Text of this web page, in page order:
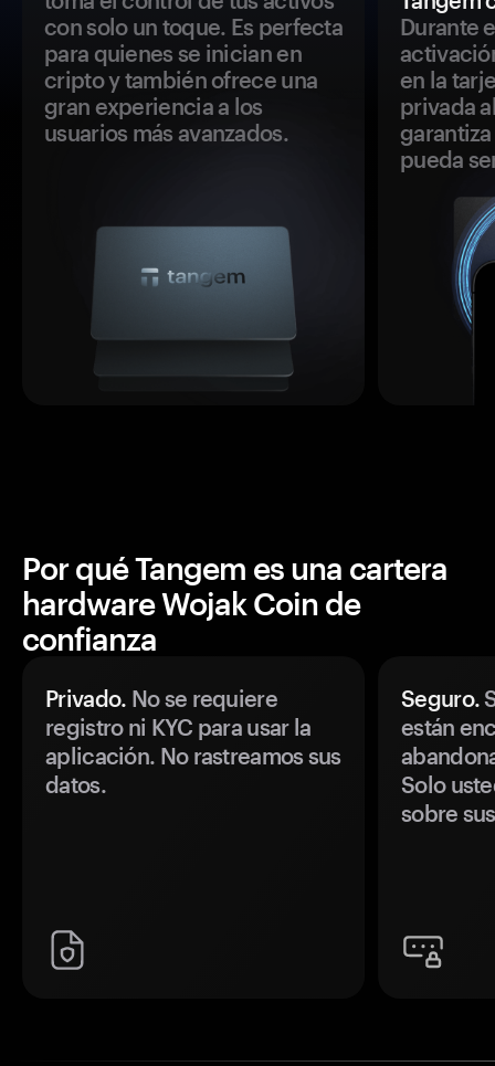
con solo un toque. Es perfecta
para quienes se inician en
cripto y también ofrece una
gran experiencia a los
usuarios más avanzados.
Durante
en la
privada
pueda
Por qué Tangem es una cartera
hardware Wojak Coin de
confianza
Privado. No se requiere
registro ni KYC para usar la
aplicación. No rastreamos sus
datos.
Seguro.
están
Solo
sobre